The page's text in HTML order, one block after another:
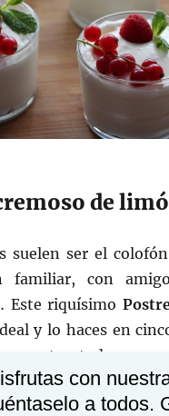
de
suelen ser el
familiar, con
Este riquísimo
y lo haces en
y gusta a todos.
este tipo de
con
a todos.